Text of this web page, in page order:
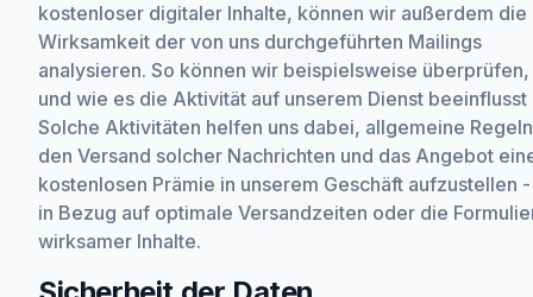
kostenloser digitaler Inhalte, können wir außerdem die
Wirksamkeit der von uns durchgeführten Mailings
analysieren. So können wir beispielsweise
und wie es die Aktivität auf unserem Dienst beeinflusst
Solche Aktivitäten helfen uns dabei, allgemeine
den Versand solcher Nachrichten und das Angebot
kostenlosen Prämie in unserem Geschäft aufzustellen -
in Bezug auf optimale Versandzeiten oder die
wirksamer Inhalte.